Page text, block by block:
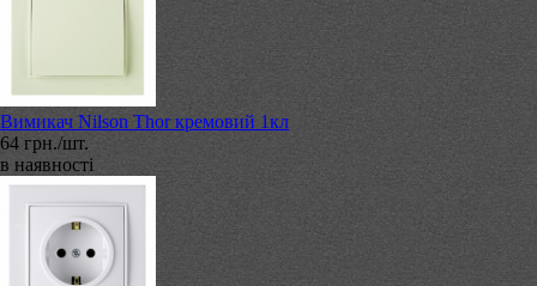
Вимикач Nilson Thor кремовий 1кл
64 грн./шт.
в наявності